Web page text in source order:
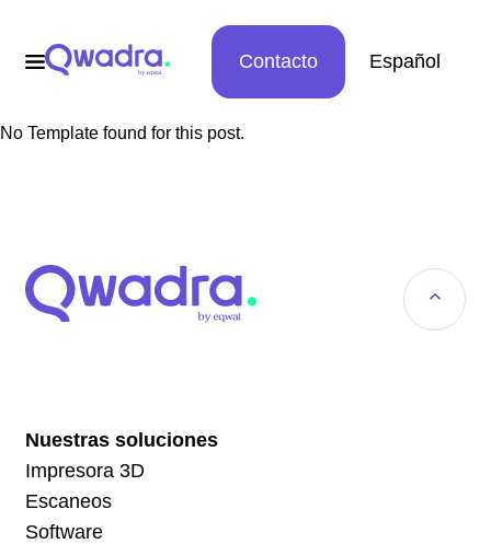
Contacto Español
No Template found for this post.
Nuestras soluciones
Impresora 3D
Escaneos
Software